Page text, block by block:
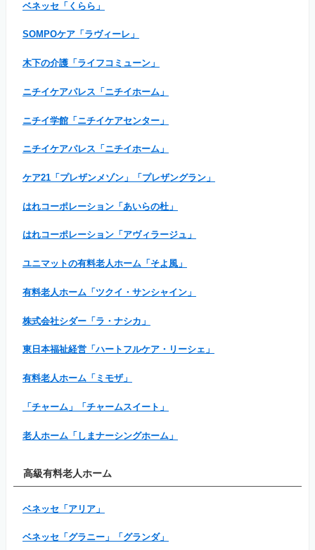
ベネッセ「くらら」
SOMPOケア「ラヴィーレ」
木下の介護「ライフコミューン」
ニチイケアパレス「ニチイホーム」
ニチイ学館「ニチイケアセンター」
ニチイケアパレス「ニチイホーム」
ケア21「プレザンメゾン」「プレザングラン」
はれコーポレーション「あいらの杜」
はれコーポレーション「アヴィラージュ」
ユニマットの有料老人ホーム「そよ風」
有料老人ホーム「ツクイ・サンシャイン」
株式会社シダー「ラ・ナシカ」
東日本福祉経営「ハートフルケア・リーシェ」
有料老人ホーム「ミモザ」
「チャーム」「チャームスイート」
老人ホーム「しまナーシングホーム」
高級有料老人ホーム
ベネッセ「アリア」
ベネッセ「グラニー」「グランダ」